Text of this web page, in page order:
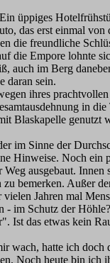
üppiges
das erst einmal
die freundliche
Empore lohnte
auch im Berg
daran sein.
ihres
in
Blaskapelle
im Sinne der
Hinweise. Noch
ausgebaut.
bemerken. Außer
Jahren mal
im Schutz der
Ist das etwas kein
hatte ich
Noch heute bin